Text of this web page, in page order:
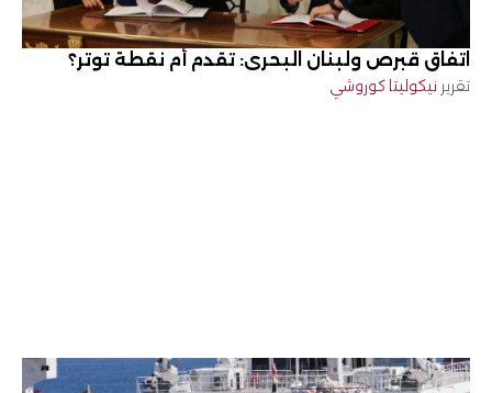
اتفاق قبرص ولبنان البحري: تقدم أم نقطة توتر؟
تقرير نيكوليتا كوروشي